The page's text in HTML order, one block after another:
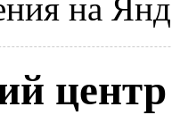
на